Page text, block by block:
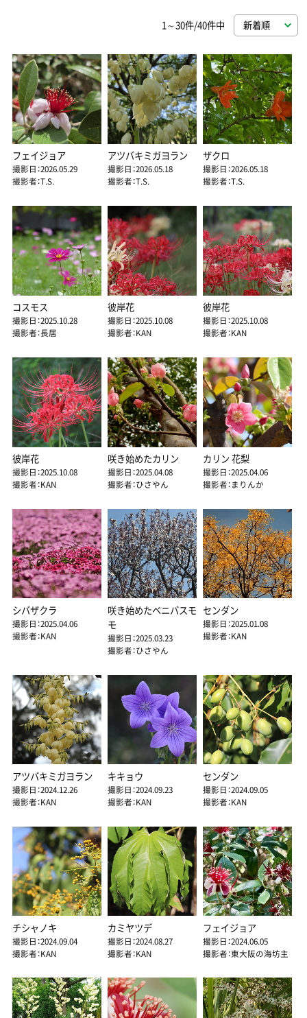
1～30件/40件中
フェイジョア
撮影日：2026.05.29
撮影者：T.S.
アツバキミガヨラン
撮影日：2026.05.18
撮影者：T.S.
ザクロ
撮影日：2026.05.18
撮影者：T.S.
コスモス
撮影日：2025.10.28
撮影者：長居
彼岸花
撮影日：2025.10.08
撮影者：KAN
彼岸花
撮影日：2025.10.08
撮影者：KAN
彼岸花
撮影日：2025.10.08
撮影者：KAN
咲き始めたカリン
撮影日：2025.04.08
撮影者：ひさやん
カリン 花梨
撮影日：2025.04.06
撮影者：まりんか
シバザクラ
撮影日：2025.04.06
撮影者：KAN
咲き始めたベニバスモ
モ
撮影日：2025.03.23
撮影者：ひさやん
センダン
撮影日：2025.01.08
撮影者：KAN
アツバキミガヨラン
撮影日：2024.12.26
撮影者：KAN
キキョウ
撮影日：2024.09.23
撮影者：KAN
センダン
撮影日：2024.09.05
撮影者：KAN
チシャノキ
撮影日：2024.09.04
撮影者：KAN
カミヤツデ
撮影日：2024.08.27
撮影者：KAN
フェイジョア
撮影日：2024.06.05
撮影者：東大阪の海坊主